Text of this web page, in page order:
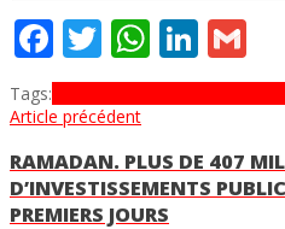
Facebook
Twitter
Tags:
Article précédent
RAMADAN. PLUS DE 407
D’INVESTISSEMENTS
PREMIERS JOURS